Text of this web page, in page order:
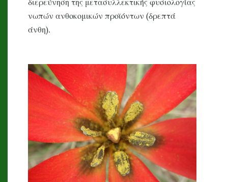
διερεύνηση της μετασυλλεκτικής φυσιολογίας
νωπών ανθοκομικών προϊόντων (δρεπτά
άνθη).